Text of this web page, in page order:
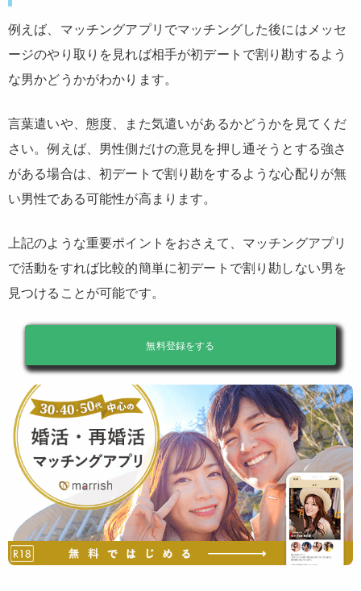
例えば、マッチングアプリでマッチングした後にはメッセ
ージのやり取りを見れば相手が初デートで割り勘するよう
な男かどうかがわかります。
言葉遣いや、態度、また気遣いがあるかどうかを見てくだ
さい。例えば、男性側だけの意見を押し通そうとする強さ
がある場合は、初デートで割り勘をするような心配りが無
い男性である可能性が高まります。
上記のような重要ポイントをおさえて、マッチングアプリ
で活動をすれば比較的簡単に初デートで割り勘しない男を
見つけることが可能です。
無料登録をする